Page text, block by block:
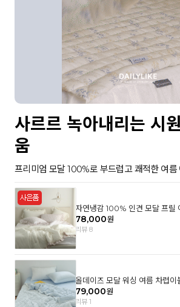
사르르 녹아내리는 시
움
프리미엄 모달 100%로 부드럽고 쾌적한 여름
자연냉감 100% 인견 모달 프릴
러)
78,000원
리뷰 8
올데이즈 모달 워싱 여름 차렵
garden(SS)
79,000원
리뷰 1